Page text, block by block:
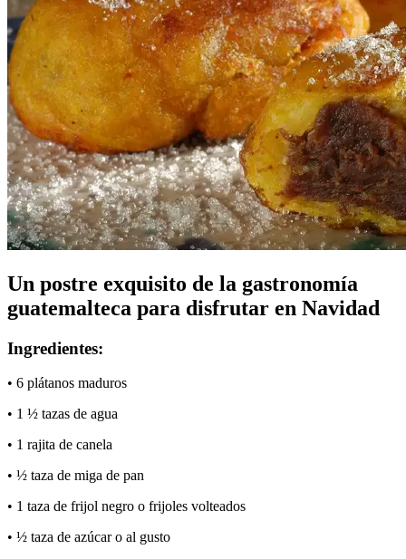
Un postre exquisito de la gastronomía
guatemalteca para disfrutar en Navidad
Ingredientes:
• 6 plátanos maduros
• 1 ½ tazas de agua
• 1 rajita de canela
• ½ taza de miga de pan
• 1 taza de frijol negro o frijoles volteados
• ½ taza de azúcar o al gusto